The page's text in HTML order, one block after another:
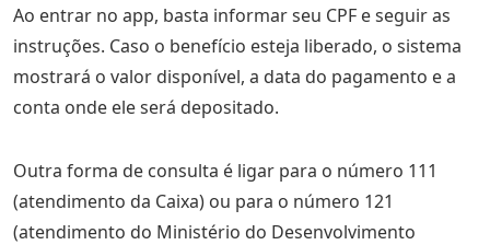
Ao entrar no app, basta informar seu CPF e seguir as
instruções. Caso o benefício esteja liberado, o sistema
mostrará o valor disponível, a data do pagamento e a
conta onde ele será depositado.
Outra forma de consulta é ligar para o número 111
(atendimento da Caixa) ou para o número 121
(atendimento do Ministério do Desenvolvimento